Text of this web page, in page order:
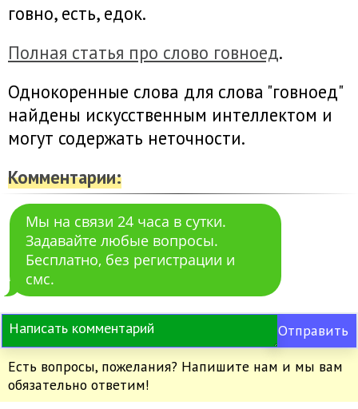
говно, есть, едок.
Полная статья про слово говноед.
Однокоренные слова для слова "говноед"
найдены искусственным интеллектом и
могут содержать неточности.
Комментарии:
Мы на связи 24 часа в сутки.
Задавайте любые вопросы.
Бесплатно, без регистрации и
смс.
Отправить
Есть вопросы, пожелания? Напишите нам и мы вам
обязательно ответим!